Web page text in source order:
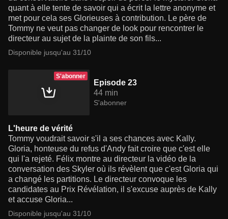
quant à elle tente de savoir qui a écrit la lettre anonyme et
met pour cela ses Glorieuses à contribution. Le père de
Tommy ne veut pas changer de look pour rencontrer le
directeur au sujet de la plainte de son fils...
Disponible jusqu'au 31/10
S'abonner
Episode 23
44 min
S'abonner
L'heure de vérité
Tommy voudrait savoir s'il a ses chances avec Kally.
Gloria, honteuse du refus d'Andy fait croire que c'est elle
qui l'a rejeté. Félix montre au directeur la vidéo de la
conversation des Skyler où ils révèlent que c'est Gloria qui
a changé les partitions. Le directeur convoque les
candidates au Prix Révélation, il s'excuse auprès de Kally
et accuse Gloria...
Disponible jusqu'au 31/10